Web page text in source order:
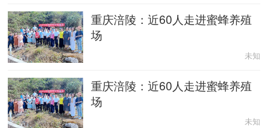
重庆涪陵：近60人走进蜜蜂养殖
场
未知
重庆涪陵：近60人走进蜜蜂养殖
场
未知